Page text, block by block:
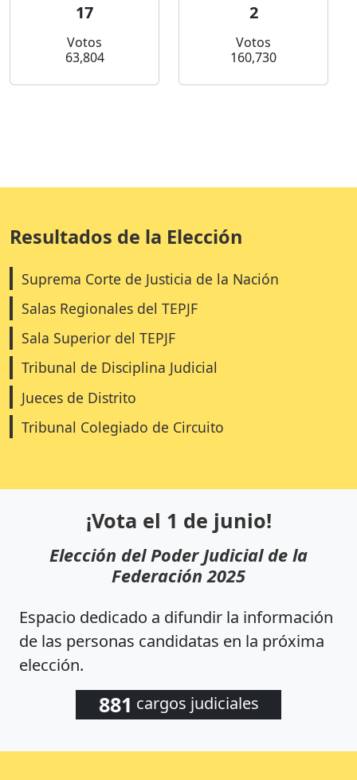
17
Votos
63,804
2
Votos
160,730
Resultados de la Elección
Suprema Corte de Justicia de la Nación
Salas Regionales del TEPJF
Sala Superior del TEPJF
Tribunal de Disciplina Judicial
Jueces de Distrito
Tribunal Colegiado de Circuito
¡Vota el 1 de junio!
Elección del Poder Judicial de la
Federación 2025
Espacio dedicado a difundir la información
de las personas candidatas en la próxima
elección.
881 cargos judiciales